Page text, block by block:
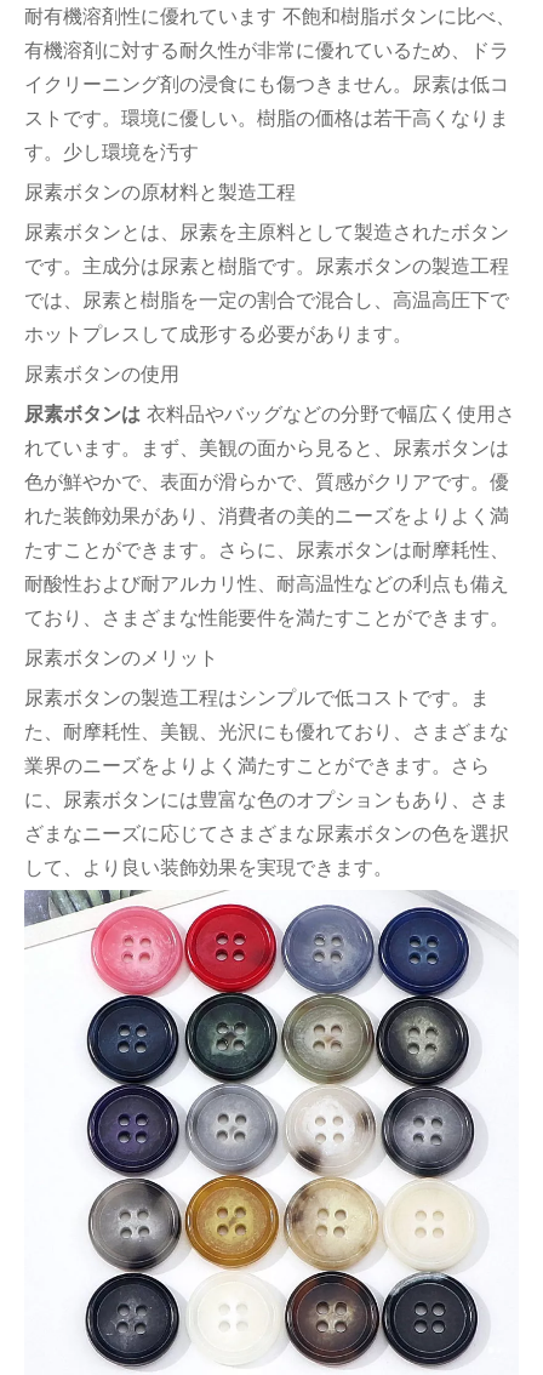
耐有機溶剤性に優れています 不飽和樹脂ボタンに比べ、
有機溶剤に対する耐久性が非常に優れているため、ドラ
イクリーニング剤の浸食にも傷つきません。尿素は低コ
ストです。環境に優しい。樹脂の価格は若干高くなりま
す。少し環境を汚す
尿素ボタンの原材料と製造工程
尿素ボタンとは、尿素を主原料として製造されたボタン
です。主成分は尿素と樹脂です。尿素ボタンの製造工程
では、尿素と樹脂を一定の割合で混合し、高温高圧下で
ホットプレスして成形する必要があります。
尿素ボタンの使用
尿素ボタンは 衣料品やバッグなどの分野で幅広く使用さ
れています。まず、美観の面から見ると、尿素ボタンは
色が鮮やかで、表面が滑らかで、質感がクリアです。優
れた装飾効果があり、消費者の美的ニーズをよりよく満
たすことができます。さらに、尿素ボタンは耐摩耗性、
耐酸性および耐アルカリ性、耐高温性などの利点も備え
ており、さまざまな性能要件を満たすことができます。
尿素ボタンのメリット
尿素ボタンの製造工程はシンプルで低コストです。ま
た、耐摩耗性、美観、光沢にも優れており、さまざまな
業界のニーズをよりよく満たすことができます。さら
に、尿素ボタンには豊富な色のオプションもあり、さま
ざまなニーズに応じてさまざまな尿素ボタンの色を選択
して、より良い装飾効果を実現できます。